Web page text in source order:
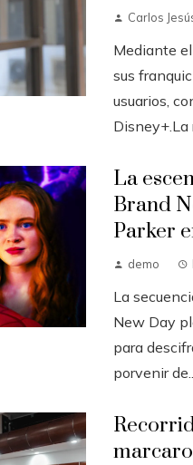
Carlos
Mediante
sus
usuarios,
Disney+.La
La
Brand
Parker
demo
La
New Day
para
porvenir